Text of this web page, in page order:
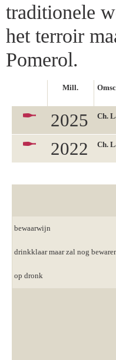
traditionele
het terroir
Pomerol.
Mill.
2025 Ch.
2022 Ch.
bewaarwijn
drinkklaar maar zal nog
op dronk